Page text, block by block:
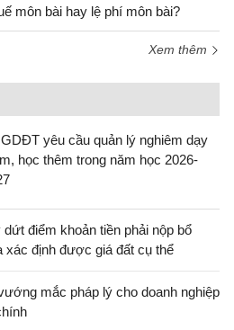
môn bài hay lệ phí môn bài?
Xem thêm
yêu cầu quản lý nghiêm dạy
học thêm trong năm học 2026-
điểm khoản tiền phải nộp bổ
xác định được giá đất cụ thể
mắc pháp lý cho doanh nghiệp